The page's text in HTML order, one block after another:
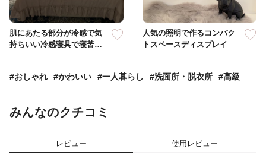
肌にあたる部分が冷感で気
持ちいい冷感寝具で寝苦し
人気の照明で作るコンパク
トスペースディスプレイ
#おしゃれ #かわいい #一人暮らし #洗面所・脱衣所 #高級
みんなのクチコミ
レビュー 使用レビュー